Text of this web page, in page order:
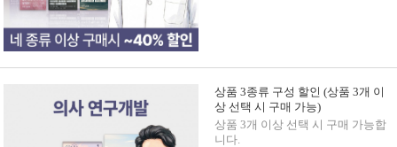
상품 3종류 구성 할인 (상품 3개 이
상 선택 시 구매 가능)
상품 3개 이상 선택 시 구매 가능합
니다.